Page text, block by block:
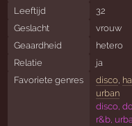
Leeftijd
32
Geslacht
vrouw
Geaardheid
hetero
Relatie
ja
Favoriete genres
disco,
urban
disco,
r&b,